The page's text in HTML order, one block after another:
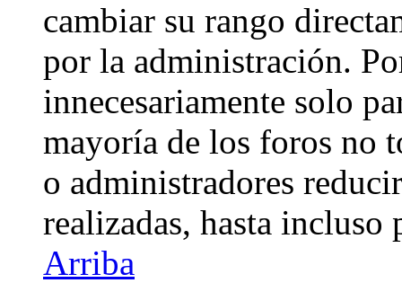
cambiar su rango
por la administración.
innecesariamente solo
mayoría de los foros no
o administradores
realizadas, hasta incluso
Arriba